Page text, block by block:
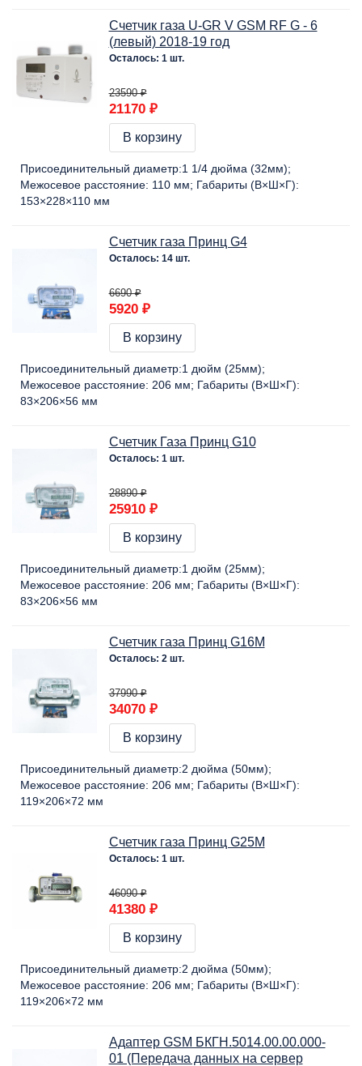
Счетчик газа U-GR V GSM RF G - 6
(левый) 2018-19 год
Осталось: 1 шт.
23590 ₽
21170 ₽
В корзину
Присоединительный диаметр:1 1/4 дюйма (32мм)
Межосевое расстояние: 110 мм
Габариты (В×Ш×Г):
153×228×110 мм
Счетчик газа Принц G4
Осталось: 14 шт.
6690 ₽
5920 ₽
В корзину
Присоединительный диаметр:1 дюйм (25мм)
Межосевое расстояние: 206 мм
Габариты (В×Ш×Г):
83×206×56 мм
Счетчик Газа Принц G10
Осталось: 1 шт.
28890 ₽
25910 ₽
В корзину
Присоединительный диаметр:1 дюйм (25мм)
Межосевое расстояние: 206 мм
Габариты (В×Ш×Г):
83×206×56 мм
Счетчик газа Принц G16M
Осталось: 2 шт.
37990 ₽
34070 ₽
В корзину
Присоединительный диаметр:2 дюйма (50мм)
Межосевое расстояние: 206 мм
Габариты (В×Ш×Г):
119×206×72 мм
Счетчик газа Принц G25М
Осталось: 1 шт.
46090 ₽
41380 ₽
В корзину
Присоединительный диаметр:2 дюйма (50мм)
Межосевое расстояние: 206 мм
Габариты (В×Ш×Г):
119×206×72 мм
Адаптер GSM БКГН.5014.00.00.000-
01 (Передача данных на сервер